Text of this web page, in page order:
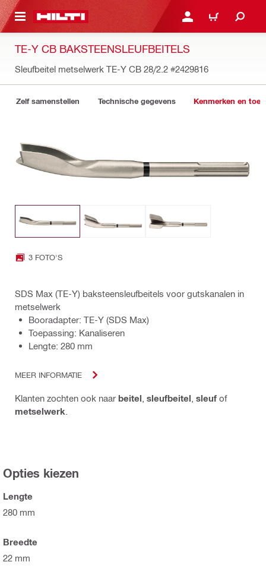
HOOFDINHOUD LOG IN OF REGISTREER
WINKELWAGEN
TE-Y CB BAKSTEENSLEUFBEITELS
Sleufbeitel metselwerk TE-Y CB 28/2.2 #2429816
Zelf samenstellen Technische gegevens Kenmerken en
3 FOTO'S
SDS Max (TE-Y) baksteensleufbeitels voor gutskanalen in
metselwerk
Booradapter: TE-Y (SDS Max)
Toepassing: Kanaliseren
Lengte: 280 mm
MEER INFORMATIE
Klanten zochten ook naar beitel sleufbeitel sleuf of
metselwerk
Opties kiezen
Lengte
280 mm
Breedte
22 mm